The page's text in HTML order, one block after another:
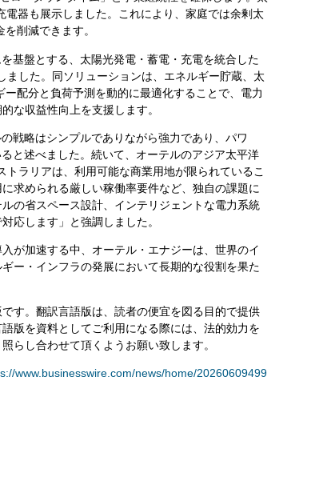
器も展示しました。これにより、家庭では余剰太
削減できます。
基盤とする、太陽光発電・蓄電・充電を統合した
した。同ソリューションは、エネルギー貯蔵、太
配分と負荷予測を動的に最適化することで、電力
な収益性向上を支援します。
戦略はシンプルでありながら強力であり、パワ
と述べました。続いて、オーテルのアジア太平洋
ラリアは、利用可能な商業用地が限られているこ
求められる厳しい稼働率要件など、独自の課題に
の省スペース設計、インテリジェントな電力系統
応します」と強調しました。
が加速する中、オーテル・エナジーは、世界のイ
ー・インフラの発展において長期的な役割を果た
す。翻訳言語版は、読者の便宜を図る目的で提供
版を資料としてご利用になる際には、法的効力を
らし合わせて頂くようお願い致します。
www.businesswire.com/news/home/20260609499